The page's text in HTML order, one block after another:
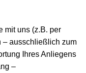
mit uns (z.B. per
– ausschließlich zum
Ihres Anliegens
–